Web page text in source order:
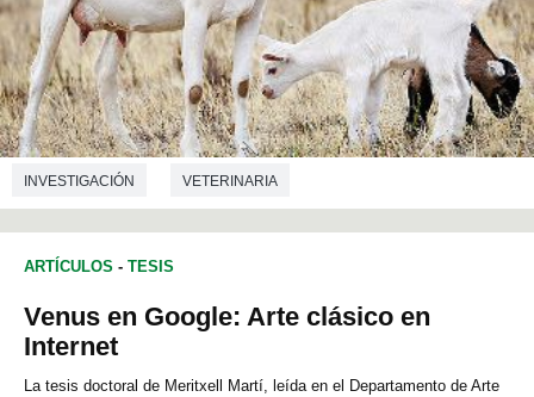
INVESTIGACIÓN VETERINARIA
ARTÍCULOS - TESIS
Venus en Google: Arte clásico en
Internet
La tesis doctoral de Meritxell Martí, leída en el Departamento de Arte